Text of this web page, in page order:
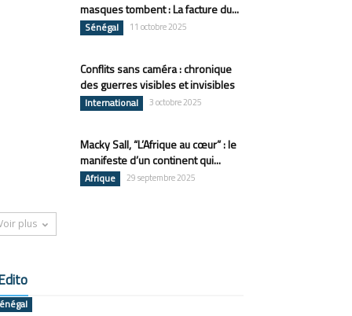
masques tombent : La facture du...
Sénégal 11 octobre 2025
Conflits sans caméra : chronique
des guerres visibles et invisibles
International 3 octobre 2025
Macky Sall, “L’Afrique au cœur” : le
manifeste d’un continent qui...
Afrique 29 septembre 2025
plus